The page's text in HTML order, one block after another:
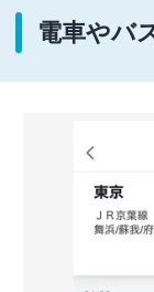
電車やバ